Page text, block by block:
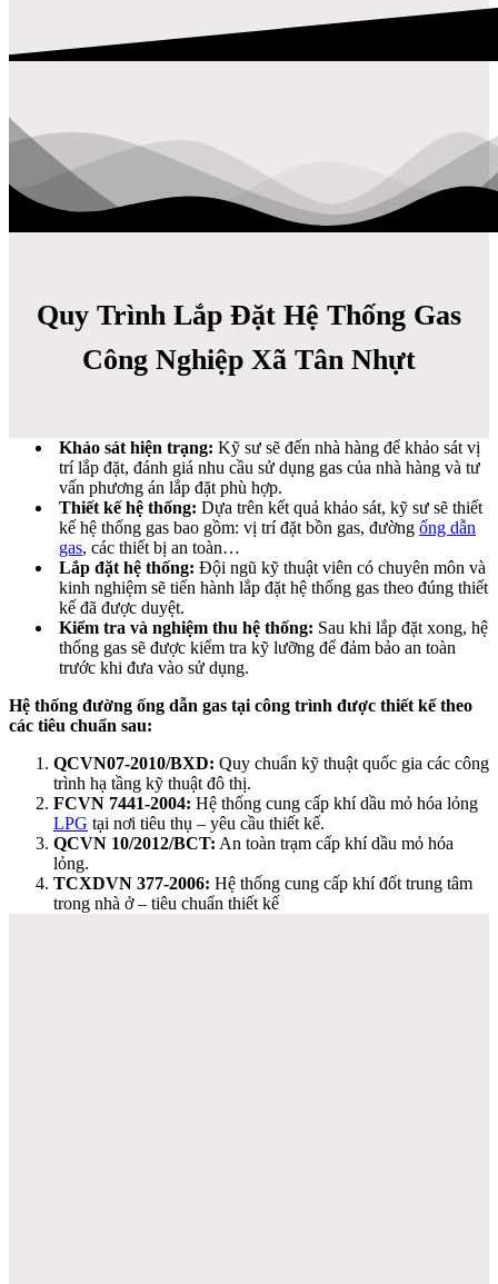
Quy Trình Lắp Đặt Hệ Thống Gas
Công Nghiệp Xã Tân Nhựt
Khảo sát hiện trạng: Kỹ sư sẽ đến nhà hàng để khảo sát vị
trí lắp đặt, đánh giá nhu cầu sử dụng gas của nhà hàng và tư
vấn phương án lắp đặt phù hợp.
Thiết kế hệ thống: Dựa trên kết quả khảo sát, kỹ sư sẽ thiết
kế hệ thống gas bao gồm: vị trí đặt bồn gas, đường ống dẫn
gas, các thiết bị an toàn…
Lắp đặt hệ thống: Đội ngũ kỹ thuật viên có chuyên môn và
kinh nghiệm sẽ tiến hành lắp đặt hệ thống gas theo đúng thiết
kế đã được duyệt.
Kiểm tra và nghiệm thu hệ thống: Sau khi lắp đặt xong, hệ
thống gas sẽ được kiểm tra kỹ lưỡng để đảm bảo an toàn
trước khi đưa vào sử dụng.
Hệ thống đường ống dẫn gas tại công trình được thiết kế theo
các tiêu chuẩn sau:
QCVN07-2010/BXD: Quy chuẩn kỹ thuật quốc gia các công
trình hạ tầng kỹ thuật đô thị.
FCVN 7441-2004: Hệ thống cung cấp khí dầu mỏ hóa lỏng
LPG tại nơi tiêu thụ – yêu cầu thiết kế.
QCVN 10/2012/BCT: An toàn trạm cấp khí dầu mỏ hóa
lỏng.
TCXDVN 377-2006: Hệ thống cung cấp khí đốt trung tâm
trong nhà ở – tiêu chuẩn thiết kế